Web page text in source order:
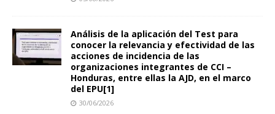
Análisis de la aplicación del Test para
conocer la relevancia y efectividad de las
acciones de incidencia de las
organizaciones integrantes de CCI –
Honduras, entre ellas la AJD, en el marco
del EPU[1]
30/06/2026